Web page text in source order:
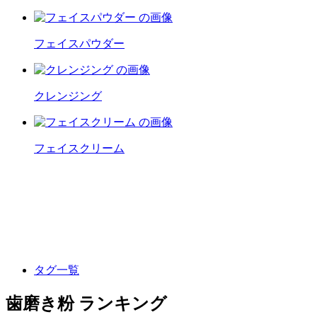
フェイスパウダー
クレンジング
フェイスクリーム
タグ一覧
歯磨き粉 ランキング